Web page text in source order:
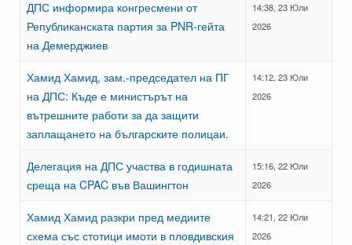
ДПС информира конгресмени от
Републиканската партия за PNR-гейта
на Демерджиев
14:38, 23 Юли
2026
Хамид Хамид, зам.-председател на ПГ
на ДПС: Къде е министърът на
вътрешните работи за да защити
заплащането на българските полицаи.
14:12, 23 Юли
2026
Делегация на ДПС участва в годишната
среща на CPAC във Вашингтон
15:16, 22 Юли
2026
Хамид Хамид разкри пред медиите
схема със стотици имоти в пловдивския
14:21, 22 Юли
2026